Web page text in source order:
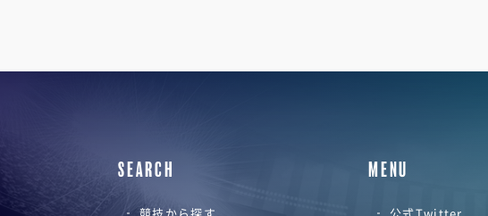
SEARCH MENU